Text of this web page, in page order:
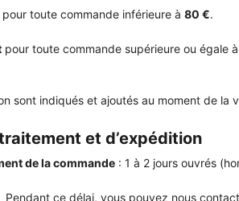
pour toute commande inférieure à 80 €.
pour toute commande supérieure ou égale à
sont indiqués et ajoutés au moment de
et d’expédition
de la commande : 1 à 2 jours ouvrés
Pendant ce délai, vous pouvez nous